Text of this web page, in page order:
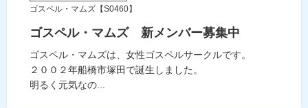
ゴスペル・マムズ【S0460】
ゴスペル・マムズ 新メンバー募集中
ゴスペル・マムズは、女性ゴスペルサークルです。
２００２年船橋市塚田で誕生しました。
明るく元気なの...